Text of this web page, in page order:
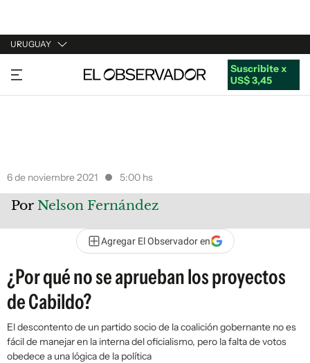
URUGUAY
URUGUAY
ARGENTINA
Suscribite x
US$ 3,45
6 de noviembre 2021 5:00 hs
Por Nelson Fernández
Agregar El Observador en
¿Por qué no se aprueban los proyectos
de Cabildo?
El descontento de un partido socio de la coalición gobernante no es
fácil de manejar en la interna del oficialismo, pero la falta de votos
obedece a una lógica de la política